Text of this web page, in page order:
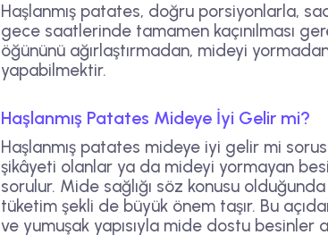
Haşlanmış patates, doğru porsiyonlarla,
gece saatlerinde tamamen kaçınılması
öğününü ağırlaştırmadan, mideyi
yapabilmektir.
Haşlanmış Patates Mideye İyi Gelir mi?
Haşlanmış patates mideye iyi gelir mi
şikâyeti olanlar ya da mideyi yormayan
sorulur. Mide sağlığı söz konusu
tüketim şekli de büyük önem taşır. Bu
ve yumuşak yapısıyla mide dostu besinler